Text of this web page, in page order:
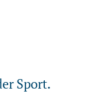
Sport.